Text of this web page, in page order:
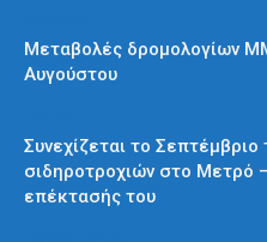
Μεταβολές δρομολογίων
Αυγούστου
Συνεχίζεται το
σιδηροτροχιών στο Μετρό
επέκτασής του